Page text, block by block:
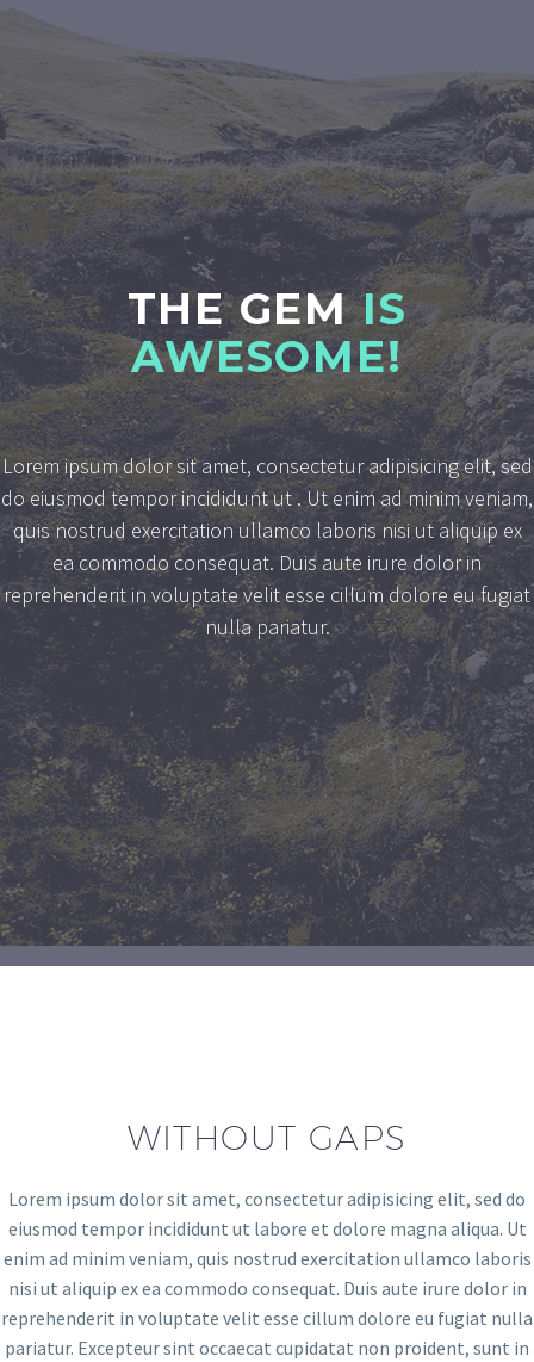
THE GEMIS
AWESOME!
Lorem ipsum dolor sit amet, consectetur adipisicing elit, sed
do eiusmod tempor incididunt ut . Ut enim ad minim veniam,
quis nostrud exercitation ullamco laboris nisi ut aliquip ex
ea commodo consequat. Duis aute irure dolor in
reprehenderit in voluptate velit esse cillum dolore eu fugiat
nulla pariatur.
WITHOUT GAPS
Lorem ipsum dolor sit amet, consectetur adipisicing elit, sed do
eiusmod tempor incididunt ut labore et dolore magna aliqua. Ut
enim ad minim veniam, quis nostrud exercitation ullamco laboris
nisi ut aliquip ex ea commodo consequat. Duis aute irure dolor in
reprehenderit in voluptate velit esse cillum dolore eu fugiat nulla
pariatur. Excepteur sint occaecat cupidatat non proident, sunt in